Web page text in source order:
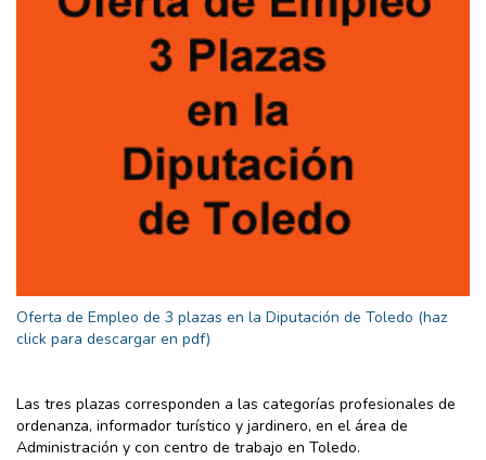
Oferta de Empleo de 3 plazas en la Diputación de Toledo (haz
click para descargar en pdf)
Las tres plazas corresponden a las categorías profesionales de
ordenanza, informador turístico y jardinero, en el área de
Administración y con centro de trabajo en Toledo.